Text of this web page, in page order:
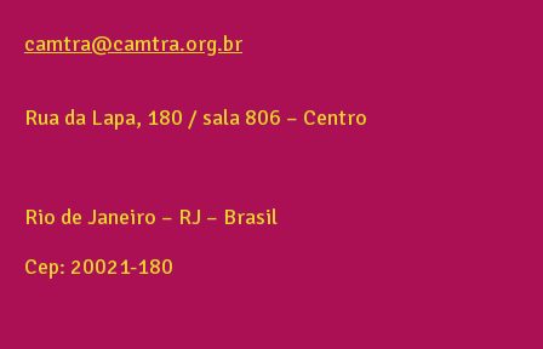
camtra@camtra.org.br
Rua da Lapa, 180 / sala 806 – Centro
Rio de Janeiro – RJ – Brasil
Cep: 20021-180